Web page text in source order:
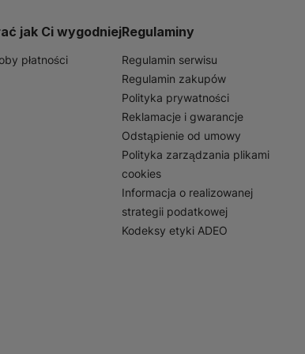
Kanał MKE
jak Ci wygodniej
płatności
Regulaminy
Regulamin serwisu
Regulamin zakupów
Polityka prywatności
Reklamacje i gwarancje
Odstąpienie od umowy
Polityka zarządzania plikami
cookies
Informacja o realizowanej
strategii podatkowej
Kodeksy etyki ADEO